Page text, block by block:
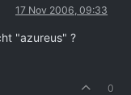
17 Nov 2006, 09:33
"azureus" ?
0